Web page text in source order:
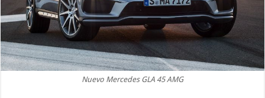
Nuevo Mercedes GLA 45 AMG